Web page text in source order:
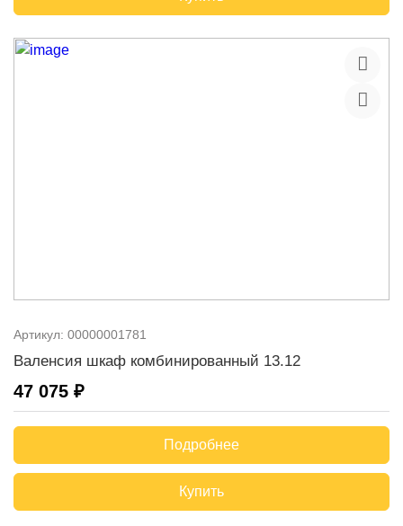
Артикул: 00000001781
Валенсия шкаф комбинированный 13.12
47 075 ₽
Подробнее
Купить